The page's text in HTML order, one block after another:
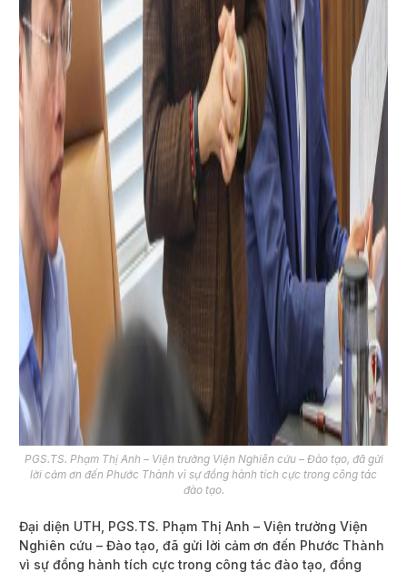
PGS.TS. Phạm Thị Anh – Viện trưởng Viện Nghiên cứu – Đào tạo, đã gửi
lời cảm ơn đến Phước Thành vì sự đồng hành tích cực trong công tác
đào tạo.
Đại diện UTH, PGS.TS. Phạm Thị Anh – Viện trưởng Viện
Nghiên cứu – Đào tạo, đã gửi lời cảm ơn đến Phước Thành
vì sự đồng hành tích cực trong công tác đào tạo, đồng